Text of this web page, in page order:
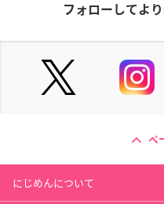
フォローしてよ
ペ
にじめんについて